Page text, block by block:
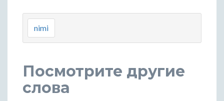
nimi
Посмотрите другие
слова